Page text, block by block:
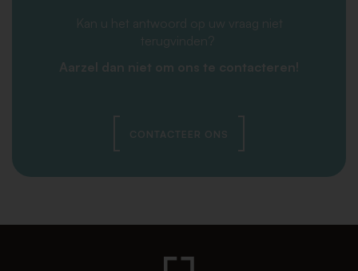
Kan u het antwoord op uw vraag niet
terugvinden?
Aarzel dan niet om ons te contacteren!
CONTACTEER ONS